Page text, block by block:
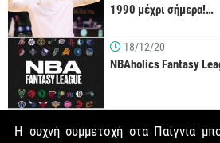
1990 μέχρι σήμερα!…
18/12/20
NBAholics Fantasy
Η συχνή συμμετοχή στα Παίγνια